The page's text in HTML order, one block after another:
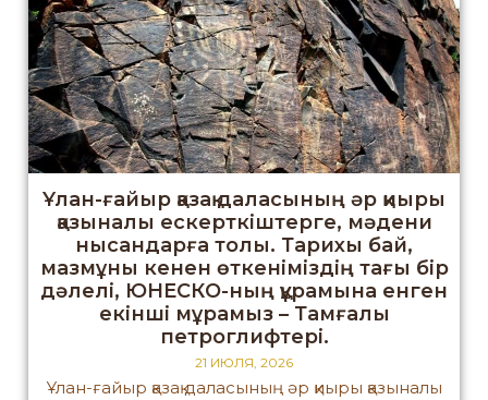
Ұлан-ғайыр қазақ даласының әр қиыры
қазыналы ескерткіштерге, мәдени
нысандарға толы. Тарихы бай,
мазмұны кенен өткеніміздің тағы бір
дәлелі, ЮНЕСКО-ның құрамына енген
екінші мұрамыз – Тамғалы
петроглифтері.
21 ИЮЛЯ, 2026
Ұлан-ғайыр қазақ даласының әр қиыры қазыналы